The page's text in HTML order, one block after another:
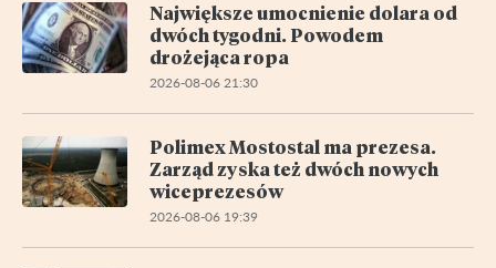
Największe umocnienie dolara od
dwóch tygodni. Powodem
drożejąca ropa
2026-08-06 21:30
Polimex Mostostal ma prezesa.
Zarząd zyska też dwóch nowych
wiceprezesów
2026-08-06 19:39